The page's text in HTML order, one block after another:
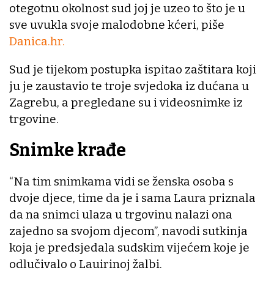
otegotnu okolnost sud joj je uzeo to što je u
sve uvukla svoje malodobne kćeri, piše
Danica.hr.
Sud je tijekom postupka ispitao zaštitara koji
ju je zaustavio te troje svjedoka iz dućana u
Zagrebu, a pregledane su i videosnimke iz
trgovine.
Snimke krađe
“Na tim snimkama vidi se ženska osoba s
dvoje djece, time da je i sama Laura priznala
da na snimci ulaza u trgovinu nalazi ona
zajedno sa svojom djecom”, navodi sutkinja
koja je predsjedala sudskim vijećem koje je
odlučivalo o Lauirinoj žalbi.